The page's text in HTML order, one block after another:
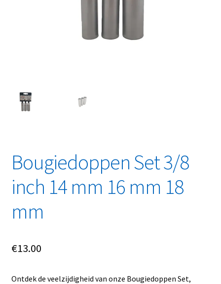
Privacybeleid
Videos
Winkelwagen
Bougiedoppen Set 3/8
inch 14 mm 16 mm 18
mm
€13.00
Ontdek de veelzijdigheid van onze Bougiedoppen Set,